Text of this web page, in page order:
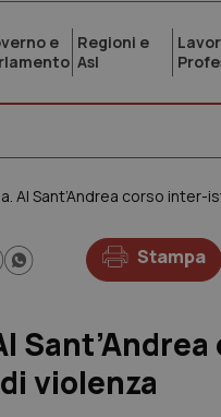
e
Regioni e
Asl
Al Sant’Andrea corso
Stampa
violenza